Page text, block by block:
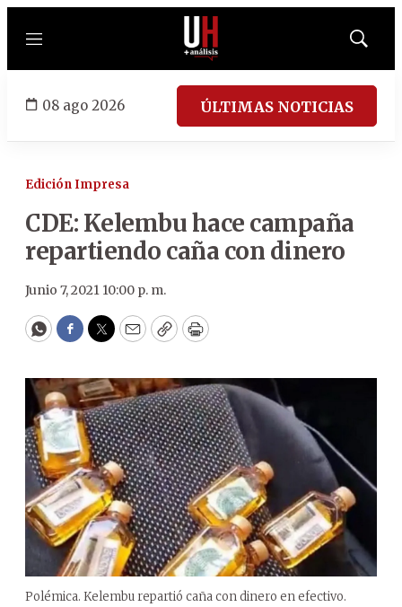
Menú
Mostrar
08 ago 2026 ÚLTIMAS NOTICIAS
Edición Impresa
CDE: Kelembu hace campaña
repartiendo caña con dinero
Junio 7, 2021 10:00 p. m.
WhatsApp
Facebook
Twitter
EmailCopyPrint
Polémica. Kelembu repartió caña con dinero en efectivo.